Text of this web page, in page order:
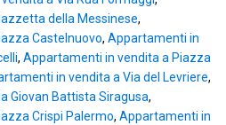
della Messinese,
Castelnuovo, Appartamenti in
, Appartamenti in vendita a Piazza
in vendita a Via del Levriere,
Giovan Battista Siragusa,
Crispi Palermo, Appartamenti in